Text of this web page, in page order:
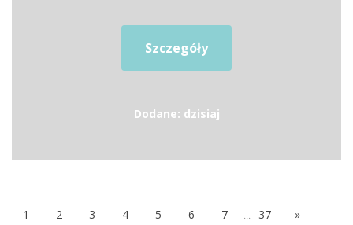
Szczegóły
Dodane: dzisiaj
1 2 3 4 5 6 7 ... 37 »